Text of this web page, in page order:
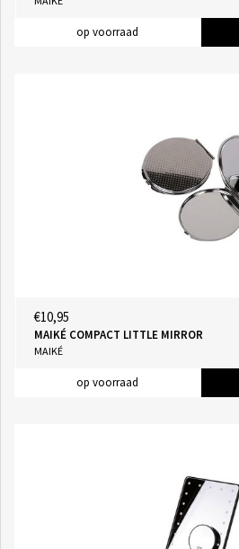
op voorraad
€10,95
MAIKÉ COMPACT LITTLE MIRROR
MAIKÉ
op voorraad